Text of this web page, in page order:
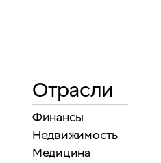
Отрасли
Финансы
Недвижимость
Медицина